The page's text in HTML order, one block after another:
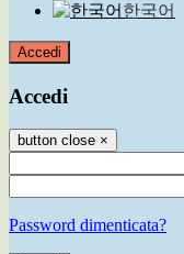
한국어
Accedi
Accedi
button close ×
Password dimenticata?